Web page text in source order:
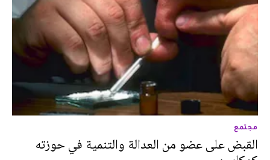
مجتمع
القبض على عضو من العدالة والتنمية في حوزته